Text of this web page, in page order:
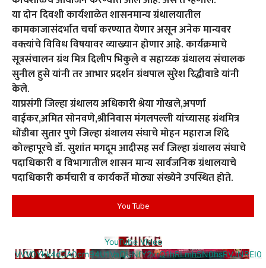
या दोन दिवशी कार्यशाळेत शासनमान्य ग्रंथालयातील
कामकाजासंदर्भात चर्चा करण्यात येणार असून अनेक मान्यवर
वक्त्यांचे विविध विषयावर व्याख्यान होणार आहे. कार्यक्रमाचे
सूत्रसंचालन ग्रंथ मित्र दिलीप भिकुले व सहाय्य्क ग्रंथालय संचालक
सुनील हुसे यांनी तर आभार प्रदर्शन ग्रंथपाल सुरेश रिद्धीवाडे यांनी
केले.
याप्रसंगी जिल्हा ग्रंथालय अधिकारी श्रेया गोखले,अपर्णा
वाईकर,अमित सोनवणे,श्रीनिवास मंगलपल्ली यांच्यासह ग्रंथमित्र
धोंडीबा सुतार पुणे जिल्हा ग्रंथालय संघाचे मोहन महाराज शिंदे
कोल्हापूरचे डॉ. सुशांत मगदूम आदीसह सर्व जिल्हा ग्रंथालय संघाचे
पदाधिकारी व विभागातील शासन मान्य सार्वजनिक ग्रंथालयाचे
पदाधिकारी कर्मचारी व कार्यकर्ते मोठ्या संख्येने उपस्थित होते.
You Tube
YouTube Video
VVV0Ykk4d3A0cm94U1VaQUNfY2xrQ1hRLmh5N0hsRVJNREI0